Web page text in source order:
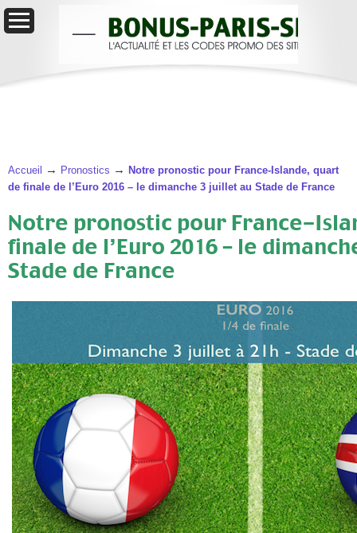
Accueil → Pronostics →
Notre pronostic pour France-Islande, quart
de finale de l’Euro 2016 – le dimanche 3 juillet au Stade de France
Notre pronostic pour France-
finale de l’Euro 2016 – le
Stade de France